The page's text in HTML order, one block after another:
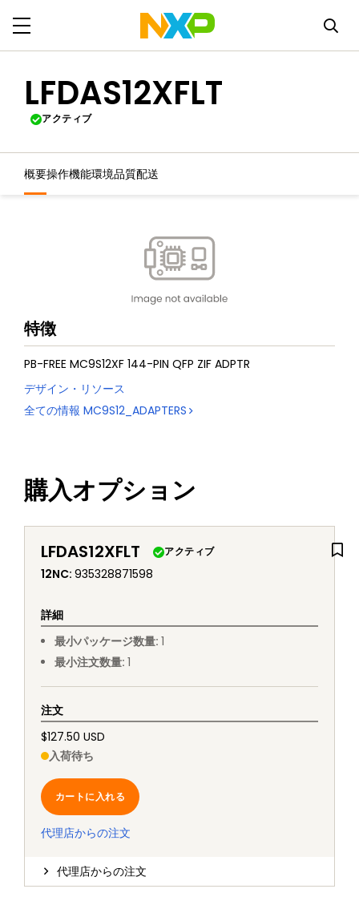
LFDAS12XFLT
アクティブ
概要操作機能環境品質配送
特徴
PB-FREE MC9S12XF 144-PIN QFP ZIF ADPTR
デザイン・リソース
全ての情報 MC9S12_ADAPTERS
購入オプション
LFDAS12XFLT アクティブ
12NC: 935328871598
詳細
最小パッケージ数量: 1
最小注文数量: 1
注文
$127.50 USD
入荷待ち
カートに入れる
代理店からの注文
代理店からの注文